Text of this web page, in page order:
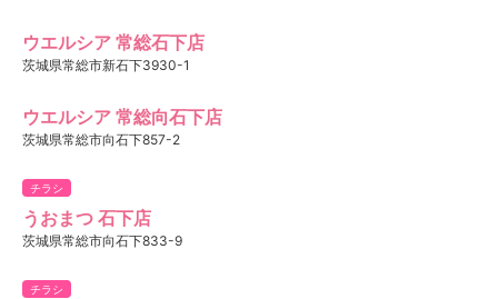
ウエルシア 常総石下店
茨城県常総市新石下3930-1
ウエルシア 常総向石下店
茨城県常総市向石下857-2
チラシ
うおまつ 石下店
茨城県常総市向石下833-9
チラシ